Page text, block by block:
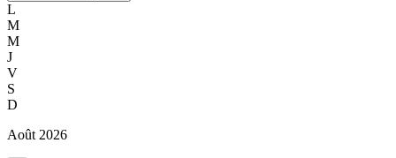
L
M
M
J
V
S
D
Août 2026